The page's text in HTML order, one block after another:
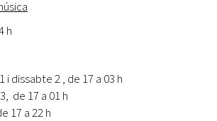
h
i dissabte 2 , de 17 a 03 h
de 17 a 01 h
17 a 22 h